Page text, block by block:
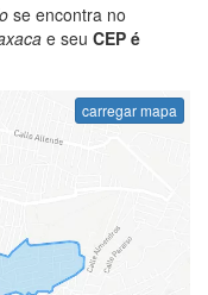
se encontra no
e seu CEP é
carregar mapa